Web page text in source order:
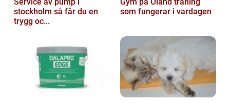
stockholm så får du en
trygg oc...
som fungerar i vardagen